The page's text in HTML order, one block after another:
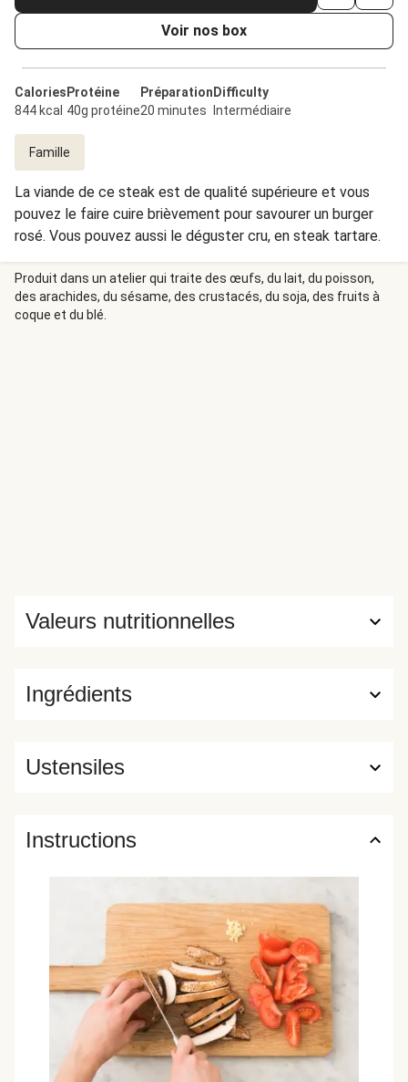
Voir nos box
Calories
844 kcal
Protéine
40g protéine
Préparation
20 minutes
Difficulty
Intermédiaire
Famille
La viande de ce steak est de qualité supérieure et vous
pouvez le faire cuire brièvement pour savourer un burger
rosé. Vous pouvez aussi le déguster cru, en steak tartare.
Produit dans un atelier qui traite des œufs, du lait, du poisson,
des arachides, du sésame, des crustacés, du soja, des fruits à
coque et du blé.
Ingrédients
Valeurs nutritionnelles
Ustensiles
Instructions